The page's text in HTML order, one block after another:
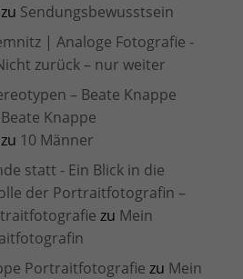
zu Sendungsbewusstsein
| Analoge Fotografie -
zurück – nur weiter
– Beate Knappe
Knappe
zu 10 Männer
statt - Ein Blick in die
der Portraitfotografin –
zu Mein
Portraitfotografie zu Mein